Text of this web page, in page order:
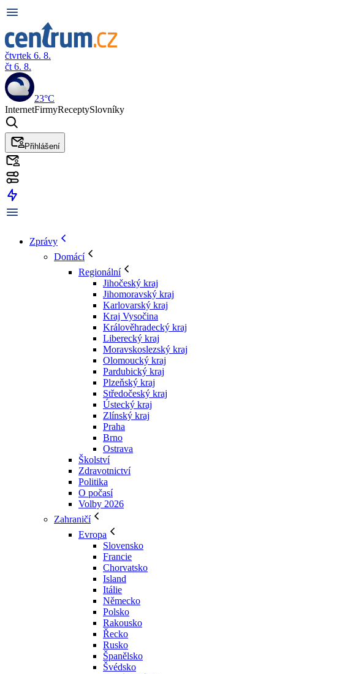
čtvrtek 6. 8.
čt 6. 8.
23°C
InternetFirmyReceptySlovníky
Přihlášení
Zprávy
Domácí
Regionální
Jihočeský kraj
Jihomoravský kraj
Karlovarský kraj
Kraj Vysočina
Králověhradecký kraj
Liberecký kraj
Moravskoslezský kraj
Olomoucký kraj
Pardubický kraj
Plzeňský kraj
Středočeský kraj
Ústecký kraj
Zlínský kraj
Praha
Brno
Ostrava
Školství
Zdravotnictví
Politika
O počasí
Volby 2026
Zahraničí
Evropa
Slovensko
Francie
Chorvatsko
Island
Itálie
Německo
Polsko
Rakousko
Řecko
Rusko
Španělsko
Švédsko